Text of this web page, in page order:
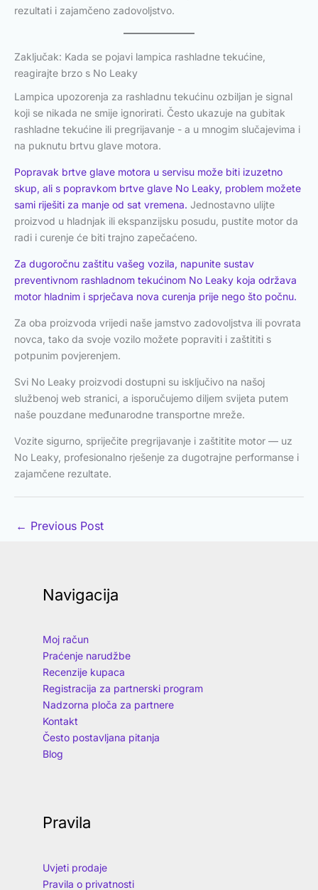
rezultati i zajamčeno zadovoljstvo.
Zaključak: Kada se pojavi lampica rashladne tekućine,
reagirajte brzo s No Leaky
Lampica upozorenja za rashladnu tekućinu ozbiljan je signal
koji se nikada ne smije ignorirati. Često ukazuje na gubitak
rashladne tekućine ili pregrijavanje - a u mnogim slučajevima i
na puknutu brtvu glave motora.
Popravak brtve glave motora u servisu može biti izuzetno
skup, ali s popravkom brtve glave No Leaky, problem možete
sami riješiti za manje od sat vremena. Jednostavno ulijte
proizvod u hladnjak ili ekspanzijsku posudu, pustite motor da
radi i curenje će biti trajno zapečaćeno.
Za dugoročnu zaštitu vašeg vozila, napunite sustav
preventivnom rashladnom tekućinom No Leaky koja održava
motor hladnim i sprječava nova curenja prije nego što počnu.
Za oba proizvoda vrijedi naše jamstvo zadovoljstva ili povrata
novca, tako da svoje vozilo možete popraviti i zaštititi s
potpunim povjerenjem.
Svi No Leaky proizvodi dostupni su isključivo na našoj
službenoj web stranici, a isporučujemo diljem svijeta putem
naše pouzdane međunarodne transportne mreže.
Vozite sigurno, spriječite pregrijavanje i zaštitite motor — uz
No Leaky, profesionalno rješenje za dugotrajne performanse i
zajamčene rezultate.
← Previous Post
Navigacija
Moj račun
Praćenje narudžbe
Recenzije kupaca
Registracija za partnerski program
Nadzorna ploča za partnere
Kontakt
Često postavljana pitanja
Blog
Pravila
Uvjeti prodaje
Pravila o privatnosti